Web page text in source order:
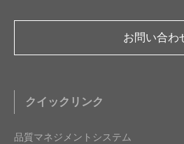
お問い合わ
クイックリンク
品質マネジメントシステム